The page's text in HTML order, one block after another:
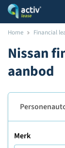
Home Financial
Nissan
aanbod
Merk